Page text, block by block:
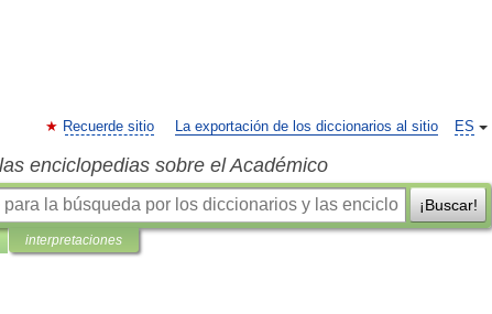
ES
Recuerde sitio La exportación de los diccionarios al sitio
enciclopedias sobre el Académico
¡Buscar!
interpretaciones